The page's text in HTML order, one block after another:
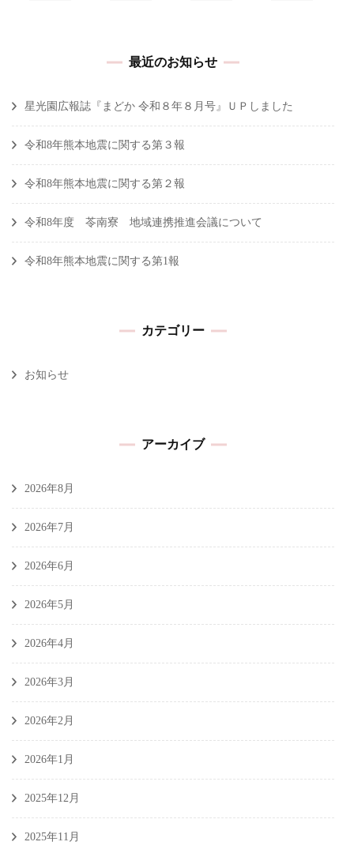
最近のお知らせ
星光園広報誌『まどか 令和８年８月号』ＵＰしました
令和8年熊本地震に関する第３報
令和8年熊本地震に関する第２報
令和8年度 苓南寮 地域連携推進会議について
令和8年熊本地震に関する第1報
カテゴリー
お知らせ
アーカイブ
2026年8月
2026年7月
2026年6月
2026年5月
2026年4月
2026年3月
2026年2月
2026年1月
2025年12月
2025年11月